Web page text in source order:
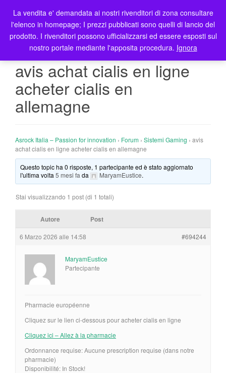
T
o
g
l
n
avis achat cialis en ligne
acheter cialis en
allemagne
Asrock Italia – Passion for innovation › Forum › Sistemi Gaming › avis
achat cialis en ligne acheter cialis en allemagne
Questo topic ha 0 risposte, 1 partecipante ed è stato aggiornato
l'ultima volta5 mesi fa da MaryamEustice.
Stai visualizzando 1 post (di 1 totali)
Autore Post
6 Marzo 2026 alle 14:58 #694244
MaryamEustice
Partecipante
Pharmacie européenne
Cliquez sur le lien ci-dessous pour acheter cialis en ligne
Cliquez ici – Allez à la pharmacie
Ordonnance requise: Aucune prescription requise (dans notre
pharmacie)
Disponibilité: In Stock!
La vendita e' demandata ai nostri rivenditori di zona consultare
l'elenco in homepage; I prezzi pubblicati sono quelli di lancio del
prodotto. I rivenditori possono ufficializzarsi ed essere esposti sul
nostro portale mediante l'apposita procedura. Ignora